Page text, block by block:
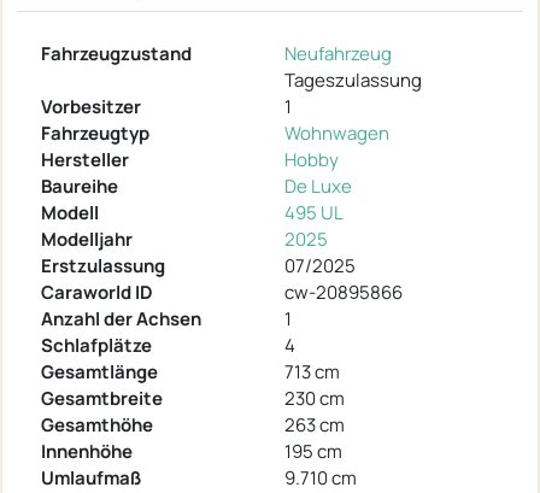
Fahrzeugzustand
Neufahrzeug
Tageszulassung
Vorbesitzer
1
Fahrzeugtyp
Wohnwagen
Hersteller
Hobby
Baureihe
De Luxe
Modell
495 UL
Modelljahr
2025
Erstzulassung
07/2025
Caraworld ID
cw-20895866
Anzahl der Achsen
1
Schlafplätze
4
Gesamtlänge
713 cm
Gesamtbreite
230 cm
Gesamthöhe
263 cm
Innenhöhe
195 cm
Umlaufmaß
9.710 cm